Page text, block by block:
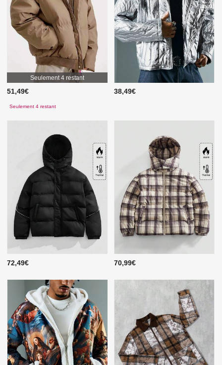
Seulement 4 restant
51,49€
Seulement 4 restant
38,49€
72,49€ 70,99€